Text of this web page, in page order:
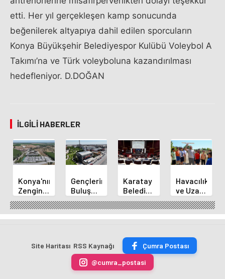
etti. Her yıl gerçekleşen kamp sonucunda
beğenilerek altyapıya dahil edilen sporcuların
Konya Büyükşehir Belediyespor Kulübü Voleybol A
Takımı’na ve Türk voleyboluna kazandırılması
hedefleniyor. D.DOĞAN
İLGILI HABERLER
Konya'nın
Zengin
Mutfağı
GastroFest'te
Tanıtılacak
Gençlerin
Buluşma
Noktası
Talha
Bayrakçı
Yükseliyor
Karatay
Belediye
Başkanı
Kılca
Yeni
Açıkladı
Havacılık
ve Uzay
Yaz
Kursu
Başladı
Site Haritası RSS Kaynağı
Çumra Postası
@cumra_postasi